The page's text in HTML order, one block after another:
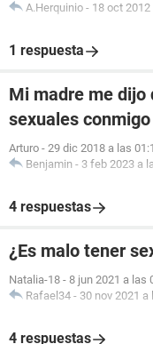
A.Herquinio - 18 oct
1 respuesta
Mi madre me dijo
sexuales conmigo
Arturo - 29 dic 2018 a las
Benjamin - 3 feb 2023 a
4 respuestas
¿Es malo tener
Natalia-18 - 8 jun 2021 a las
Rafael34 - 30 nov 2021 a
4 respuestas